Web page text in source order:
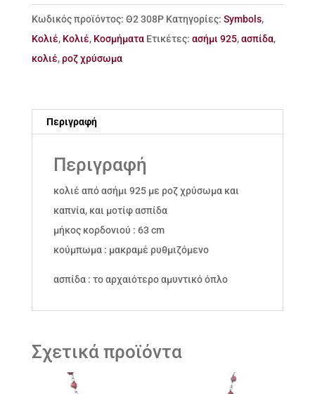
925
με
ροζ
επιχρύσωμα
ποσότητα
Κωδικός προϊόντος: Θ2 308Ρ Κατηγορίες: Symbols,
Κολιέ, Κολιέ, Κοσμήματα Ετικέτες: ασήμι 925,ασπίδα,
κολιέ,ροζ χρύσωμα
Περιγραφή
Περιγραφή
κολιέ από ασήμι 925 με ροζ χρύσωμα και
καπνία, και μοτίφ ασπίδα
μήκος κορδονιού : 63 cm
κούμπωμα : μακραμέ ρυθμιζόμενο
ασπίδα : το αρχαιότερο αμυντικό όπλο
Σχετικά προϊόντα